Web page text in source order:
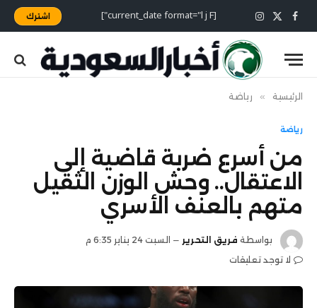
فيسبوك
X
(Twitter)
الانستغرام [current_date format="l j F"] اشترك
الرئيسية » رياضة
رياضة
من أسرع ضربة قاضية إلى
الاعتقال.. وحش الوزن الثقيل
متهم بالعنف الأسري
بواسطة فريق التحرير
السبت 24 يناير 6:35 م
لا توجد تعليقات